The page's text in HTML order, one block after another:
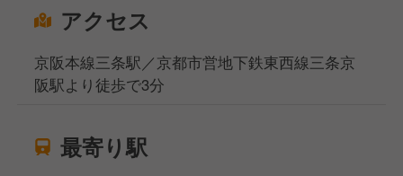
アクセス
京阪本線三条駅／京都市営地下鉄東西線三条京
阪駅より徒歩で3分
最寄り駅